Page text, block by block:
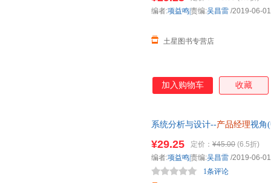
土星图书专营店
编者:项益鸣|责编:吴昌雷 /2019-06-01
加入购物车 收藏
系统分析与设计--产品经理视角
¥29.25 定价： ¥45.00 (6.5折)
1条评论
编者:项益鸣|责编:吴昌雷 /2019-06-01